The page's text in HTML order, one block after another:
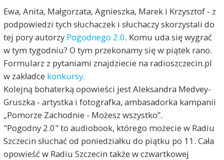
Ewa, Anita, Małgorzata, Agnieszka, Marek i Krzysztof - z
podpowiedzi tych słuchaczek i słuchaczy skorzystali do
tej pory autorzy Pogodnego 2.0. Komu uda się wygrać
w tym tygodniu? O tym przekonamy się w piątek rano.
Formularz z pytaniami znajdziecie na radioszczecin.pl
w zakładce konkursy.
Kolejną bohaterką opowieści jest Aleksandra Medvey-
Gruszka - artystka i fotografka, ambasadorka kampanii
„Pomorze Zachodnie - Możesz wszystko”.
"Pogodny 2.0" to audiobook, którego możecie w Radiu
Szczecin słuchać od poniedziałku do piątku po 11. Cała
opowieść w Radiu Szczecin także w czwartkowej